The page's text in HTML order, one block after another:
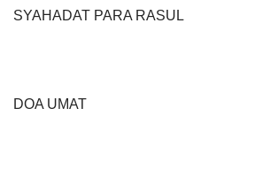
SYAHADAT PARA RASUL
DOA UMAT